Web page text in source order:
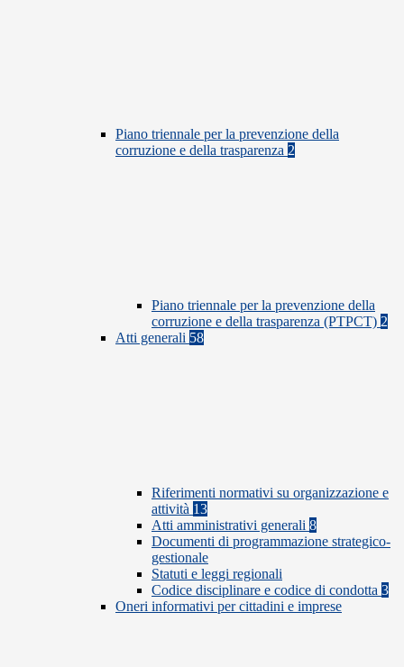
Piano triennale per la prevenzione della
corruzione e della trasparenza 2
Piano triennale per la prevenzione della
corruzione e della trasparenza (PTPCT) 2
Atti generali 58
Riferimenti normativi su organizzazione e
attività 13
Atti amministrativi generali 8
Documenti di programmazione strategico-
gestionale
Statuti e leggi regionali
Codice disciplinare e codice di condotta 3
Oneri informativi per cittadini e imprese